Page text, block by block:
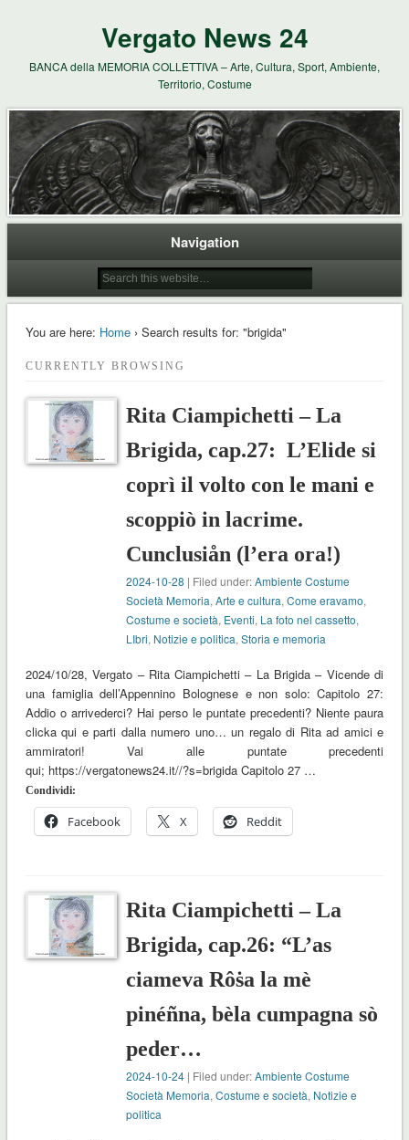
Vergato News 24
BANCA della MEMORIA COLLETTIVA – Arte, Cultura, Sport, Ambiente,
Territorio, Costume
Navigation
You are here: Home› Search results for: "brigida"
CURRENTLY BROWSING
Rita Ciampichetti – La
Brigida, cap.27: L’Elide si
coprì il volto con le mani e
scoppiò in lacrime.
Cunclusiån (l’era ora!)
2024-10-28 | Filed under:Ambiente Costume
Società Memoria,Arte e cultura,Come eravamo,
Costume e società, Eventi, La foto nel cassetto,
LIbri, Notizie e politica,Storia e memoria
2024/10/28, Vergato – Rita Ciampichetti – La Brigida – Vicende di
una famiglia dell’Appennino Bolognese e non solo: Capitolo 27:
Addio o arrivederci? Hai perso le puntate precedenti? Niente paura
clicka qui e parti dalla numero uno… un regalo di Rita ad amici e
ammiratori! Vai alle puntate precedenti
qui; https://vergatonews24.it//?s=brigida Capitolo 27 …
Condividi:
Facebook X Reddit
Rita Ciampichetti – La
Brigida, cap.26: “L’as
ciameva Rôṡa la mè
pinéñna, bèla cumpagna sò
peder…
2024-10-24 | Filed under:Ambiente Costume
Società Memoria,Costume e società, Notizie e
politica